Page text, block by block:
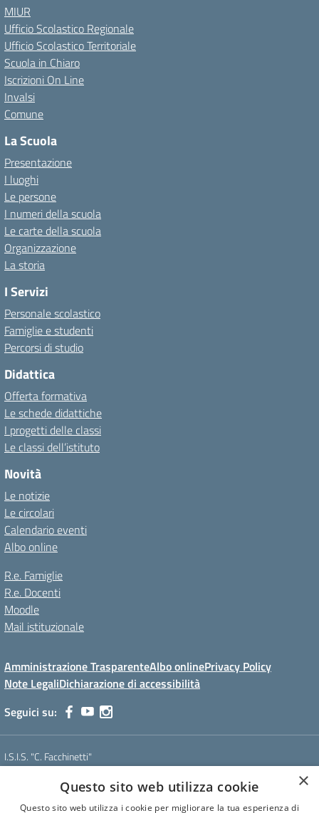
MIUR
Ufficio Scolastico Regionale
Ufficio Scolastico Territoriale
Scuola in Chiaro
Iscrizioni On Line
Invalsi
Comune
La Scuola
Presentazione
I luoghi
Le persone
I numeri della scuola
Le carte della scuola
Organizzazione
La storia
I Servizi
Personale scolastico
Famiglie e studenti
Percorsi di studio
Didattica
Offerta formativa
Le schede didattiche
I progetti delle classi
Le classi dell’istituto
Novità
Le notizie
Le circolari
Calendario eventi
Albo online
R.e. Famiglie
R.e. Docenti
Moodle
Mail istituzionale
Amministrazione TrasparenteAlbo onlinePrivacy Policy
Note LegaliDichiarazione di accessibilità
Seguici su:
I.S.I.S. "C. Facchinetti"
Tel. 0331 635718 - E-mail: vais01900e@istruzione.it - Pec:
vais01900e@pec.istruzione.it
×
Questo sito web utilizza cookie
Questo sito web utilizza i cookie per migliorare la tua esperienza di